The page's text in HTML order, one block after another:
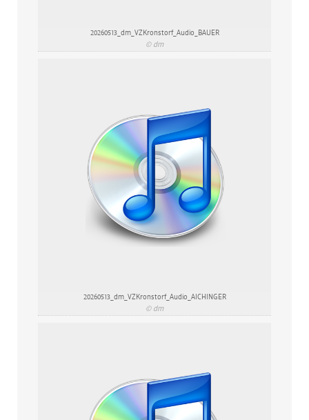
20260513_dm_VZKronstorf_Audio_BAUER
© dm
20260513_dm_VZKronstorf_Audio_AICHINGER
© dm